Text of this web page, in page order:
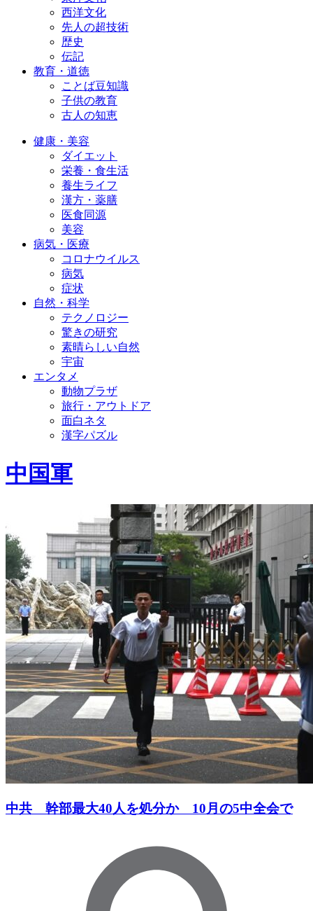
西洋文化
先人の超技術
歴史
伝記
教育・道徳
ことば豆知識
子供の教育
古人の知恵
健康・美容
ダイエット
栄養・食生活
養生ライフ
漢方・薬膳
医食同源
美容
病気・医療
コロナウイルス
病気
症状
自然・科学
テクノロジー
驚きの研究
素晴らしい自然
宇宙
エンタメ
動物プラザ
旅行・アウトドア
面白ネタ
漢字パズル
中国軍
中共 幹部最大40人を処分か 10月の5中全会で